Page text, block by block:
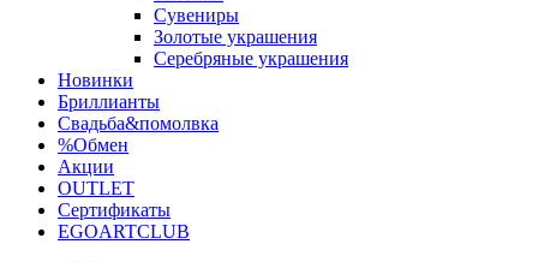
Сувениры
Золотые украшения
Серебряные украшения
Новинки
Бриллианты
Свадьба&помолвка
%Обмен
Акции
OUTLET
Сертификаты
EGOARTCLUB